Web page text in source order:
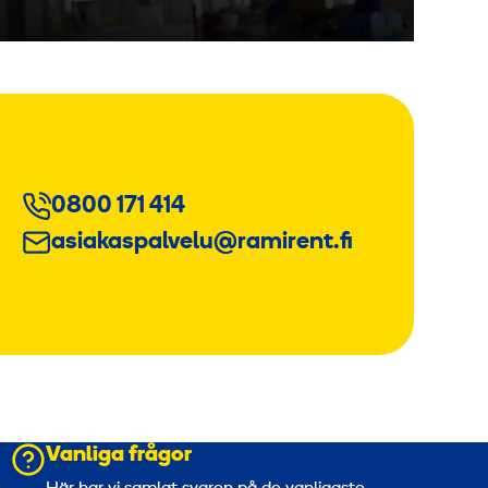
0800 171 414
asiakaspalvelu@ramirent.fi
Vanliga frågor